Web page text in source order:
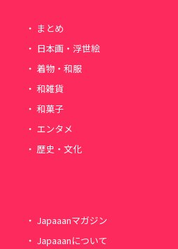
まとめ
日本画・浮世絵
着物・和服
和雑貨
和菓子
エンタメ
歴史・文化
Japaaanマガジン
Japaaanについて